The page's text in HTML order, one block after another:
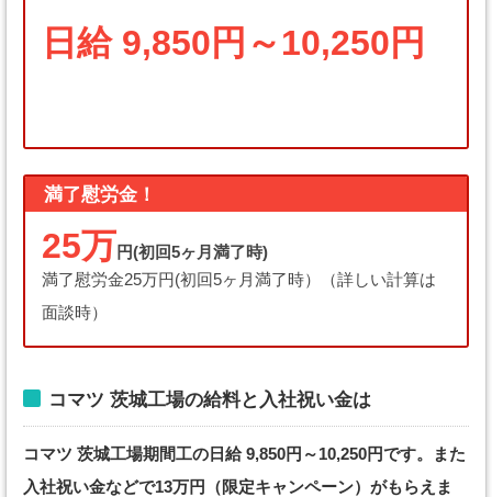
日給 9,850円～10,250円
満了慰労金！
25万円(初回5ヶ月満了時)
満了慰労金25万円(初回5ヶ月満了時）（詳しい計算は
面談時）
コマツ 茨城工場の給料と入社祝い金は
コマツ 茨城工場期間工の日給 9,850円～10,250円です。また
入社祝い金などで13万円（限定キャンペーン）がもらえま